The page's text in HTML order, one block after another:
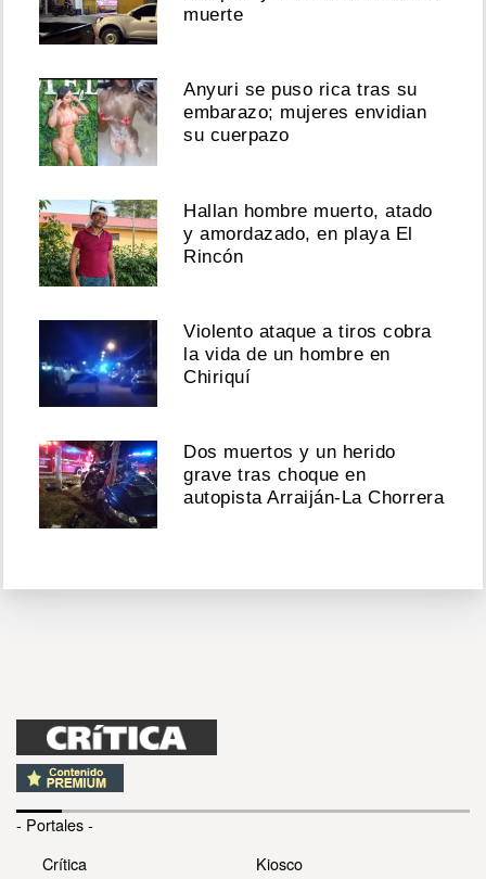
muerte
Anyuri se puso rica tras su
embarazo; mujeres envidian
su cuerpazo
Hallan hombre muerto, atado
y amordazado, en playa El
Rincón
Violento ataque a tiros cobra
la vida de un hombre en
Chiriquí
Dos muertos y un herido
grave tras choque en
autopista Arraiján-La Chorrera
- Portales -
Crítica
Kiosco